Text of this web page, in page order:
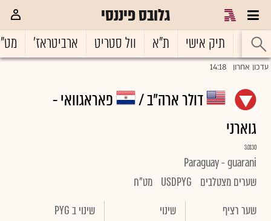
גלובס פיננסי
ראשי תיק אישי ת"א וול סטריט ארביטראז'
עדכון אחרון 14:18
דולר ארה"ב /
פאראגוואי -
גוארני
3.0130
Paraguay - guarani
שערים מצטלבים
USDPYG מט"ח
שער רציף
שינוי שינוי ב PYG